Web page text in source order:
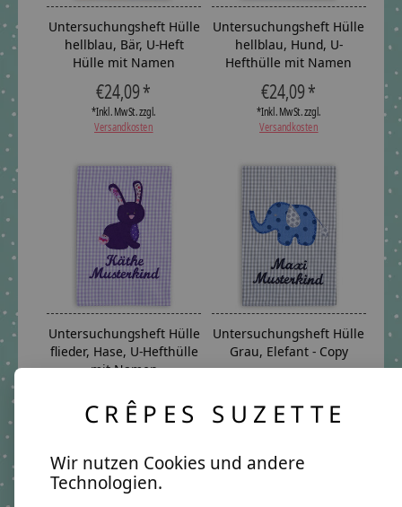
Untersuchungsheft Hülle
hellblau, Bär, U-Heft
Hülle mit Namen
€24,09 *
*Inkl. MwSt. zzgl.
Versandkosten
Untersuchungsheft Hülle
hellblau, Hund, U-
Hefthülle mit Namen
€24,09 *
*Inkl. MwSt. zzgl.
Versandkosten
Untersuchungsheft Hülle
flieder, Hase, U-Hefthülle
mit Namen
€24,09 *
*Inkl. MwSt. zzgl.
Untersuchungsheft Hülle
Grau, Elefant - Copy
Versandkosten
CRÊPES SUZETTE
Wir nutzen Cookies und andere
Technologien.